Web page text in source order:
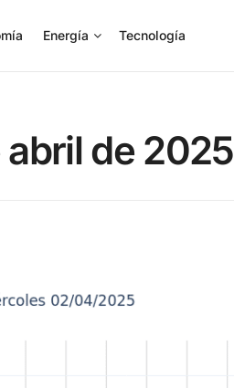
Energía Tecnología
abril de 2025